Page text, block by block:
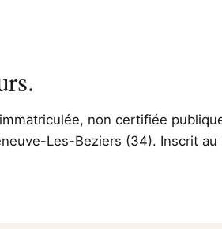
non certifiée
Les-Beziers (34). Inscrit au